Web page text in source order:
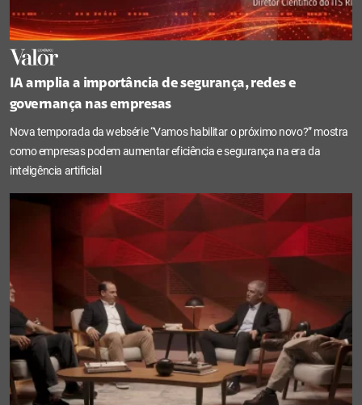
IA amplia a importância de segurança, redes e
governança nas empresas
Nova temporada da websérie “Vamos habilitar o próximo novo?” mostra
como empresas podem aumentar eficiência e segurança na era da
inteligência artificial